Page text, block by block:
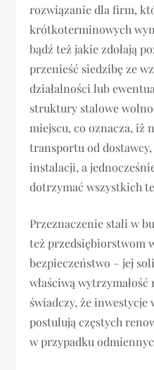
rozwiązanie dla firm,
krótkoterminowych
bądź też jakie zdołają
przenieść siedzibę ze
działalności lub
struktury stalowe
miejscu, co oznacza, iż
transportu od
instalacji, a
dotrzymać wszystkich
Przeznaczenie stali w
też przedsiębiorstwom
bezpieczeństwo – jej
właściwą
świadczy, że
postulują częstych
w przypadku